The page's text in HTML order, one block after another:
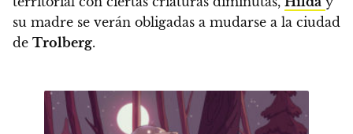
su madre se verán obligadas a mudarse a la ciudad
de Trolberg.